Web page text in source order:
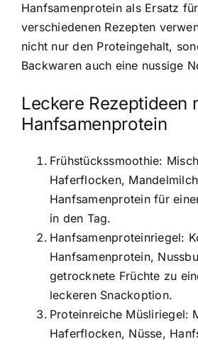
Hanfsamenprotein als Ersatz
verschiedenen Rezepten
nicht nur den Proteingehalt,
Backwaren auch eine nussige
Leckere Rezeptideen
Hanfsamenprotein
Frühstückssmoothie:
Haferflocken,
Hanfsamenprotein für
in den Tag.
Hanfsamenproteinriegel:
Hanfsamenprotein,
getrocknete Früchte zu
leckeren Snackoption.
Proteinreiche Müsliriegel:
Haferflocken, Nüsse,